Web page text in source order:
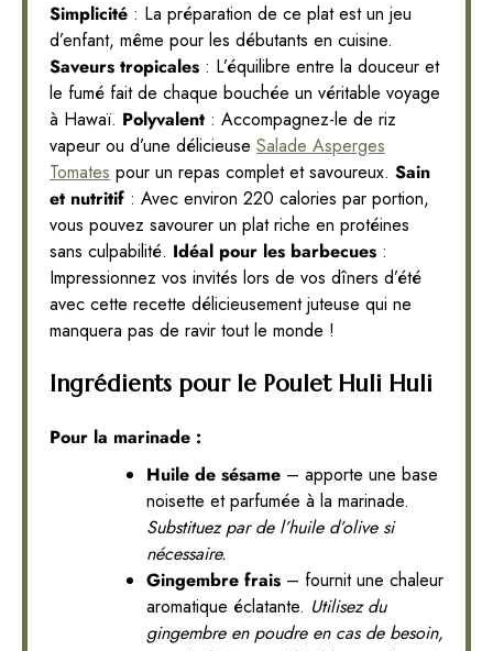
Simplicité : La préparation de ce plat est un jeu
d’enfant, même pour les débutants en cuisine.
Saveurs tropicales : L’équilibre entre la douceur et
le fumé fait de chaque bouchée un véritable voyage
à Hawaï. Polyvalent : Accompagnez-le de riz
vapeur ou d’une délicieuse Salade Asperges
Tomates pour un repas complet et savoureux. Sain
et nutritif : Avec environ 220 calories par portion,
vous pouvez savourer un plat riche en protéines
sans culpabilité. Idéal pour les barbecues :
Impressionnez vos invités lors de vos dîners d’été
avec cette recette délicieusement juteuse qui ne
manquera pas de ravir tout le monde !
Ingrédients pour le Poulet Huli Huli
Pour la marinade :
Huile de sésame – apporte une base
noisette et parfumée à la marinade.
Substituez par de l’huile d’olive si
nécessaire.
Gingembre frais – fournit une chaleur
aromatique éclatante. Utilisez du
gingembre en poudre en cas de besoin,